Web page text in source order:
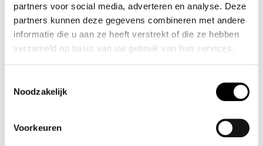
partners voor social media, adverteren en analyse. Deze
partners kunnen deze gegevens combineren met andere
informatie die u aan ze heeft verstrekt of die ze hebben
verzameld op basis van uw gebruik van hun services.
Noodzakelijk
Voorkeuren
OVERSIZED SWEATER
✓ Op voorraad
€ 99,-
MALIKA TYLA JEANS
MIDBLUE
✓ Op voorraad